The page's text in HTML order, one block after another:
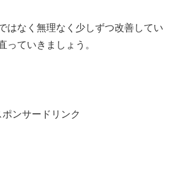
はなく無理なく少しずつ改善してい
っていきましょう。
ポンサードリンク